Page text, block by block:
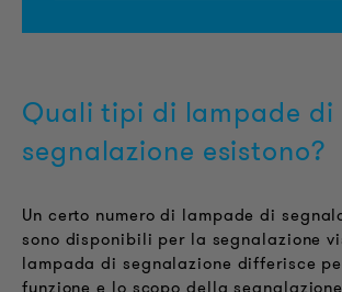
Quali tipi di lampade di
segnalazione esistono?
Un certo numero di lampade di
sono disponibili per la segnalazione
lampada di segnalazione differisce